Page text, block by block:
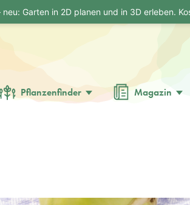
Pflanzenfinder Magazin
Garten in 2D planen und in 3D erleben.